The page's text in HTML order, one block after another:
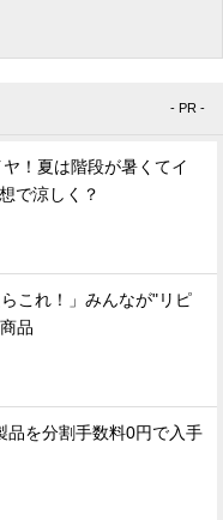
- PR -
！夏は階段が暑くてイ
で涼しく？
らこれ！」みんなが"リピ
品
品を分割手数料0円で入手